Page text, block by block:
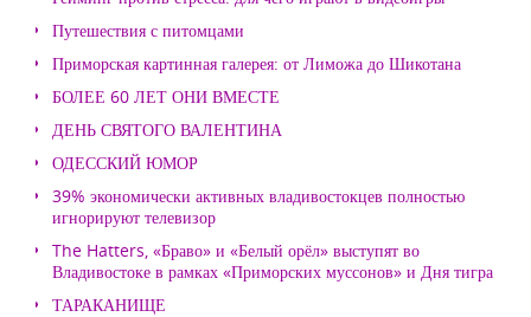
Путешествия с питомцами
Приморская картинная галерея: от Лиможа до Шикотана
БОЛЕЕ 60 ЛЕТ ОНИ ВМЕСТЕ
ДЕНЬ СВЯТОГО ВАЛЕНТИНА
ОДЕССКИЙ ЮМОР
39% экономически активных владивостокцев полностью
игнорируют телевизор
The Hatters, «Браво» и «Белый орёл» выступят во
Владивостоке в рамках «Приморских муссонов» и Дня тигра
ТАРАКАНИЩЕ